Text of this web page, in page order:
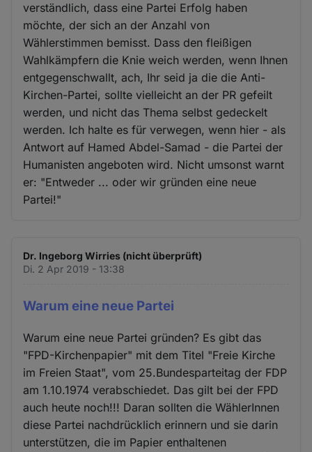
verständlich, dass eine Partei Erfolg haben
möchte, der sich an der Anzahl von
Wählerstimmen bemisst. Dass den fleißigen
Wahlkämpfern die Knie weich werden, wenn Ihnen
entgegenschwallt, ach, Ihr seid ja die die Anti-
Kirchen-Partei, sollte vielleicht an der PR gefeilt
werden, und nicht das Thema selbst gedeckelt
werden. Ich halte es für verwegen, wenn hier - als
Antwort auf Hamed Abdel-Samad - die Partei der
Humanisten angeboten wird. Nicht umsonst warnt
er: "Entweder ... oder wir gründen eine neue
Partei!"
Dr. Ingeborg Wirries (nicht überprüft)
Di. 2 Apr 2019 - 13:38
Warum eine neue Partei
Warum eine neue Partei gründen? Es gibt das
"FPD-Kirchenpapier" mit dem Titel "Freie Kirche
im Freien Staat", vom 25.Bundesparteitag der FDP
am 1.10.1974 verabschiedet. Das gilt bei der FPD
auch heute noch!!! Daran sollten die WählerInnen
diese Partei nachdrücklich erinnern und sie darin
unterstützen, die im Papier enthaltenen